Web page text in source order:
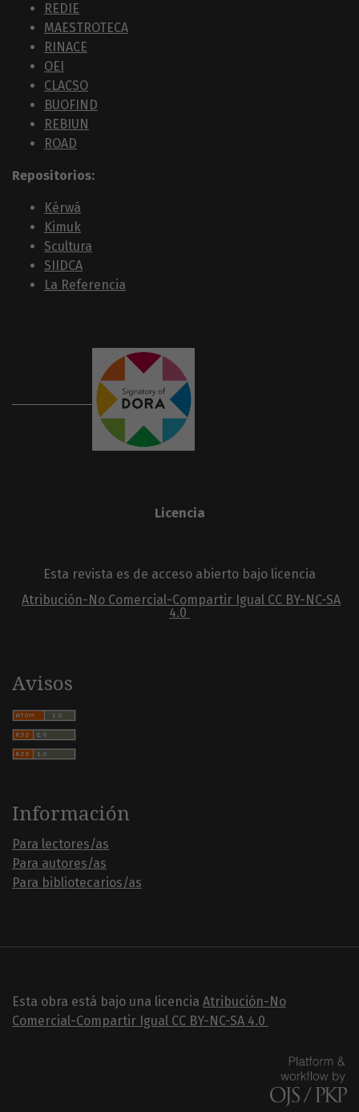
REDIE
MAESTROTECA
RINACE
OEI
CLACSO
BUOFIND
REBIUN
ROAD
Repositorios:
Kérwá
Kimuk
Scultura
SIIDCA
La Referencia
Licencia
Esta revista es de acceso abierto bajo licencia
Atribución-No Comercial-Compartir Igual CC BY-NC-SA
4.0
Avisos
Información
Para lectores/as
Para autores/as
Para bibliotecarios/as
Esta obra está bajo una licencia Atribución-No
Comercial-Compartir Igual CC BY-NC-SA 4.0